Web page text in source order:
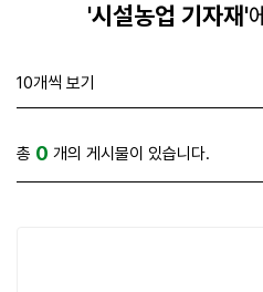
'시설농업 기자재'
총 0 개의 게시물이 있습니다.